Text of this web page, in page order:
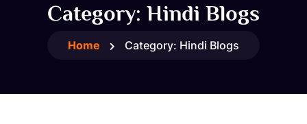
Category: Hindi Blogs
Home Category: Hindi Blogs